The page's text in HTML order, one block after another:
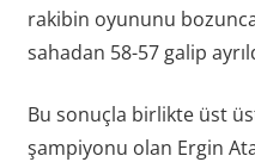
rakibin oyununu
sahadan 58-57 galip
Bu sonuçla birlikte üst
şampiyonu olan Ergin